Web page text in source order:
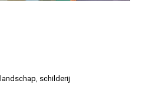
landschap, schilderij